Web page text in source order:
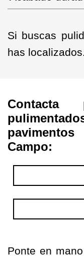
Si buscas
has localizados.
Campo:
Ponte en